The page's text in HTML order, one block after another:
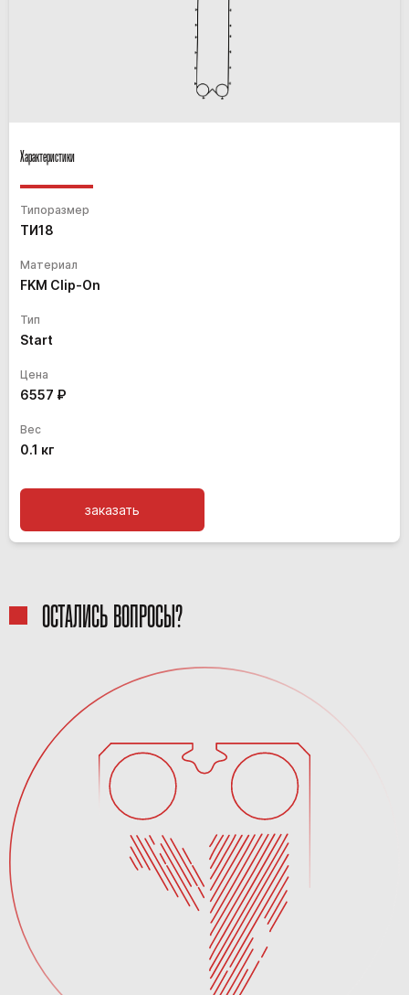
Характеристики
Типоразмер
ТИ18
Материал
FKM Clip-On
Тип
Start
Цена
6557 ₽
Вес
0.1 кг
заказать
ОСТАЛИСЬ ВОПРОСЫ?